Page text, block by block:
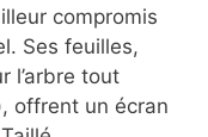
compromis
Ses feuilles,
l’arbre tout
offrent un écran